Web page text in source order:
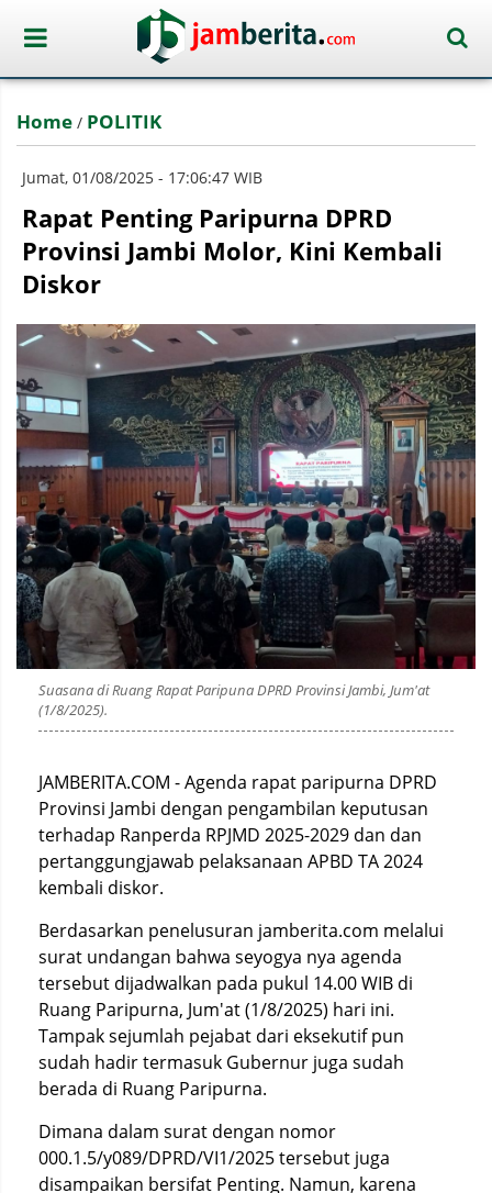
Home / POLITIK
Jumat, 01/08/2025 - 17:06:47 WIB
Rapat Penting Paripurna DPRD
Provinsi Jambi Molor, Kini Kembali
Diskor
Suasana di Ruang Rapat Paripuna DPRD Provinsi Jambi, Jum'at
(1/8/2025).
JAMBERITA.COM - Agenda rapat paripurna DPRD
Provinsi Jambi dengan pengambilan keputusan
terhadap Ranperda RPJMD 2025-2029 dan dan
pertanggungjawab pelaksanaan APBD TA 2024
kembali diskor.
Berdasarkan penelusuran jamberita.com melalui
surat undangan bahwa seyogya nya agenda
tersebut dijadwalkan pada pukul 14.00 WIB di
Ruang Paripurna, Jum'at (1/8/2025) hari ini.
Tampak sejumlah pejabat dari eksekutif pun
sudah hadir termasuk Gubernur juga sudah
berada di Ruang Paripurna.
Dimana dalam surat dengan nomor
000.1.5/y089/DPRD/VI1/2025 tersebut juga
disampaikan bersifat Penting. Namun, karena